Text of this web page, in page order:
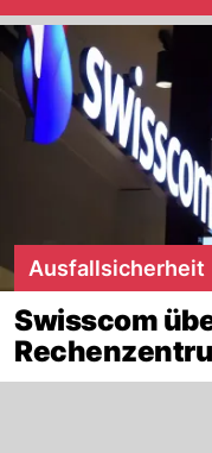
Ausfallsicherheit
Swisscom